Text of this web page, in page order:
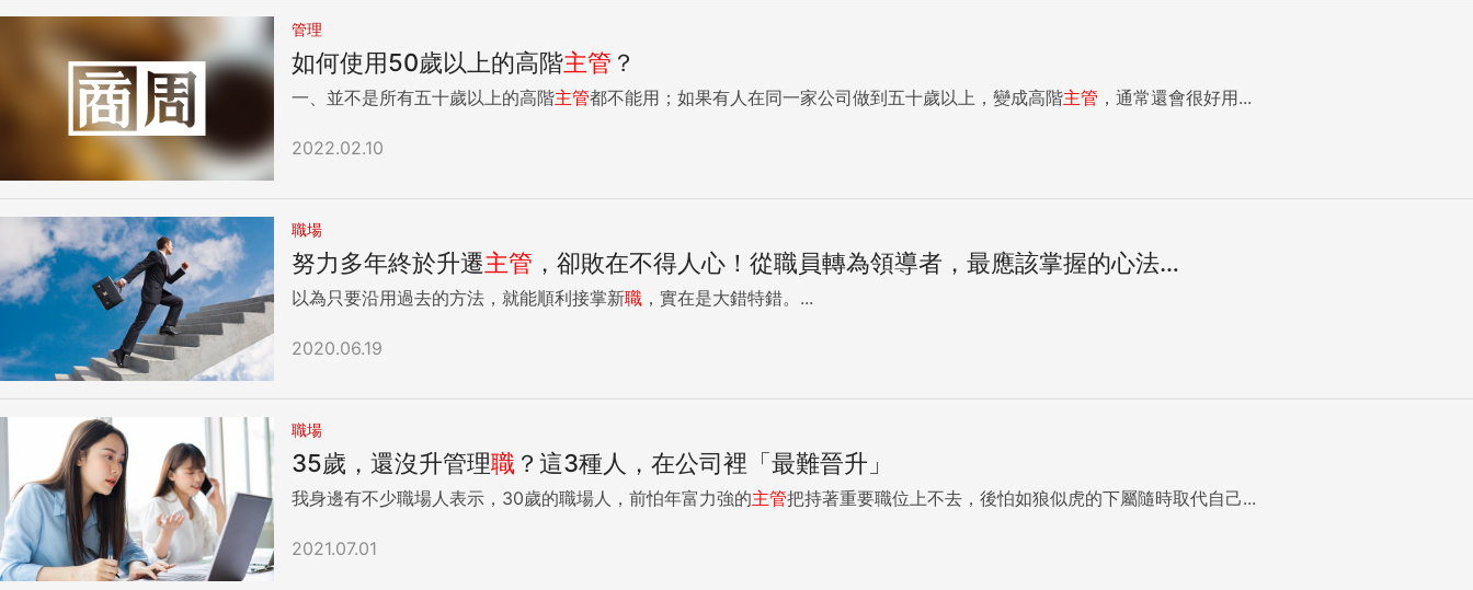
管理
如何使用50歲以上的高階主管 ？
一、並不是所有五十歲以上的高階主管都不能用；如果有人在同一家公司做到五十歲以上，變成高階主管 ，通常還會很好用...
2022.02.10
職場
努力多年終於升遷主管 ，卻敗在不得人心！從職員轉為領導者，最應該掌握的心法…
以為只要沿用過去的方法，就能順利接掌新職 ，實在是大錯特錯。...
2020.06.19
職場
35歲，還沒升管理職 ？這3種人，在公司裡「最難晉升」
我身邊有不少職場人表示，30歲的職場人，前怕年富力強的主管把持著重要職位上不去，後怕如狼似虎的下屬隨時取代自己...
2021.07.01